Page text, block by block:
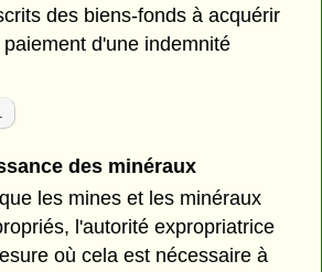
des biens-fonds à acquérir
d'une indemnité
des minéraux
les mines et les minéraux
l'autorité expropriatrice
où cela est nécessaire à